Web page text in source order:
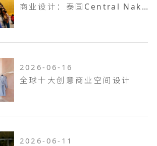
商业设计：泰国Central Nakhon Pathom
2026-06-16
全球十大创意商业空间设计
2026-06-11